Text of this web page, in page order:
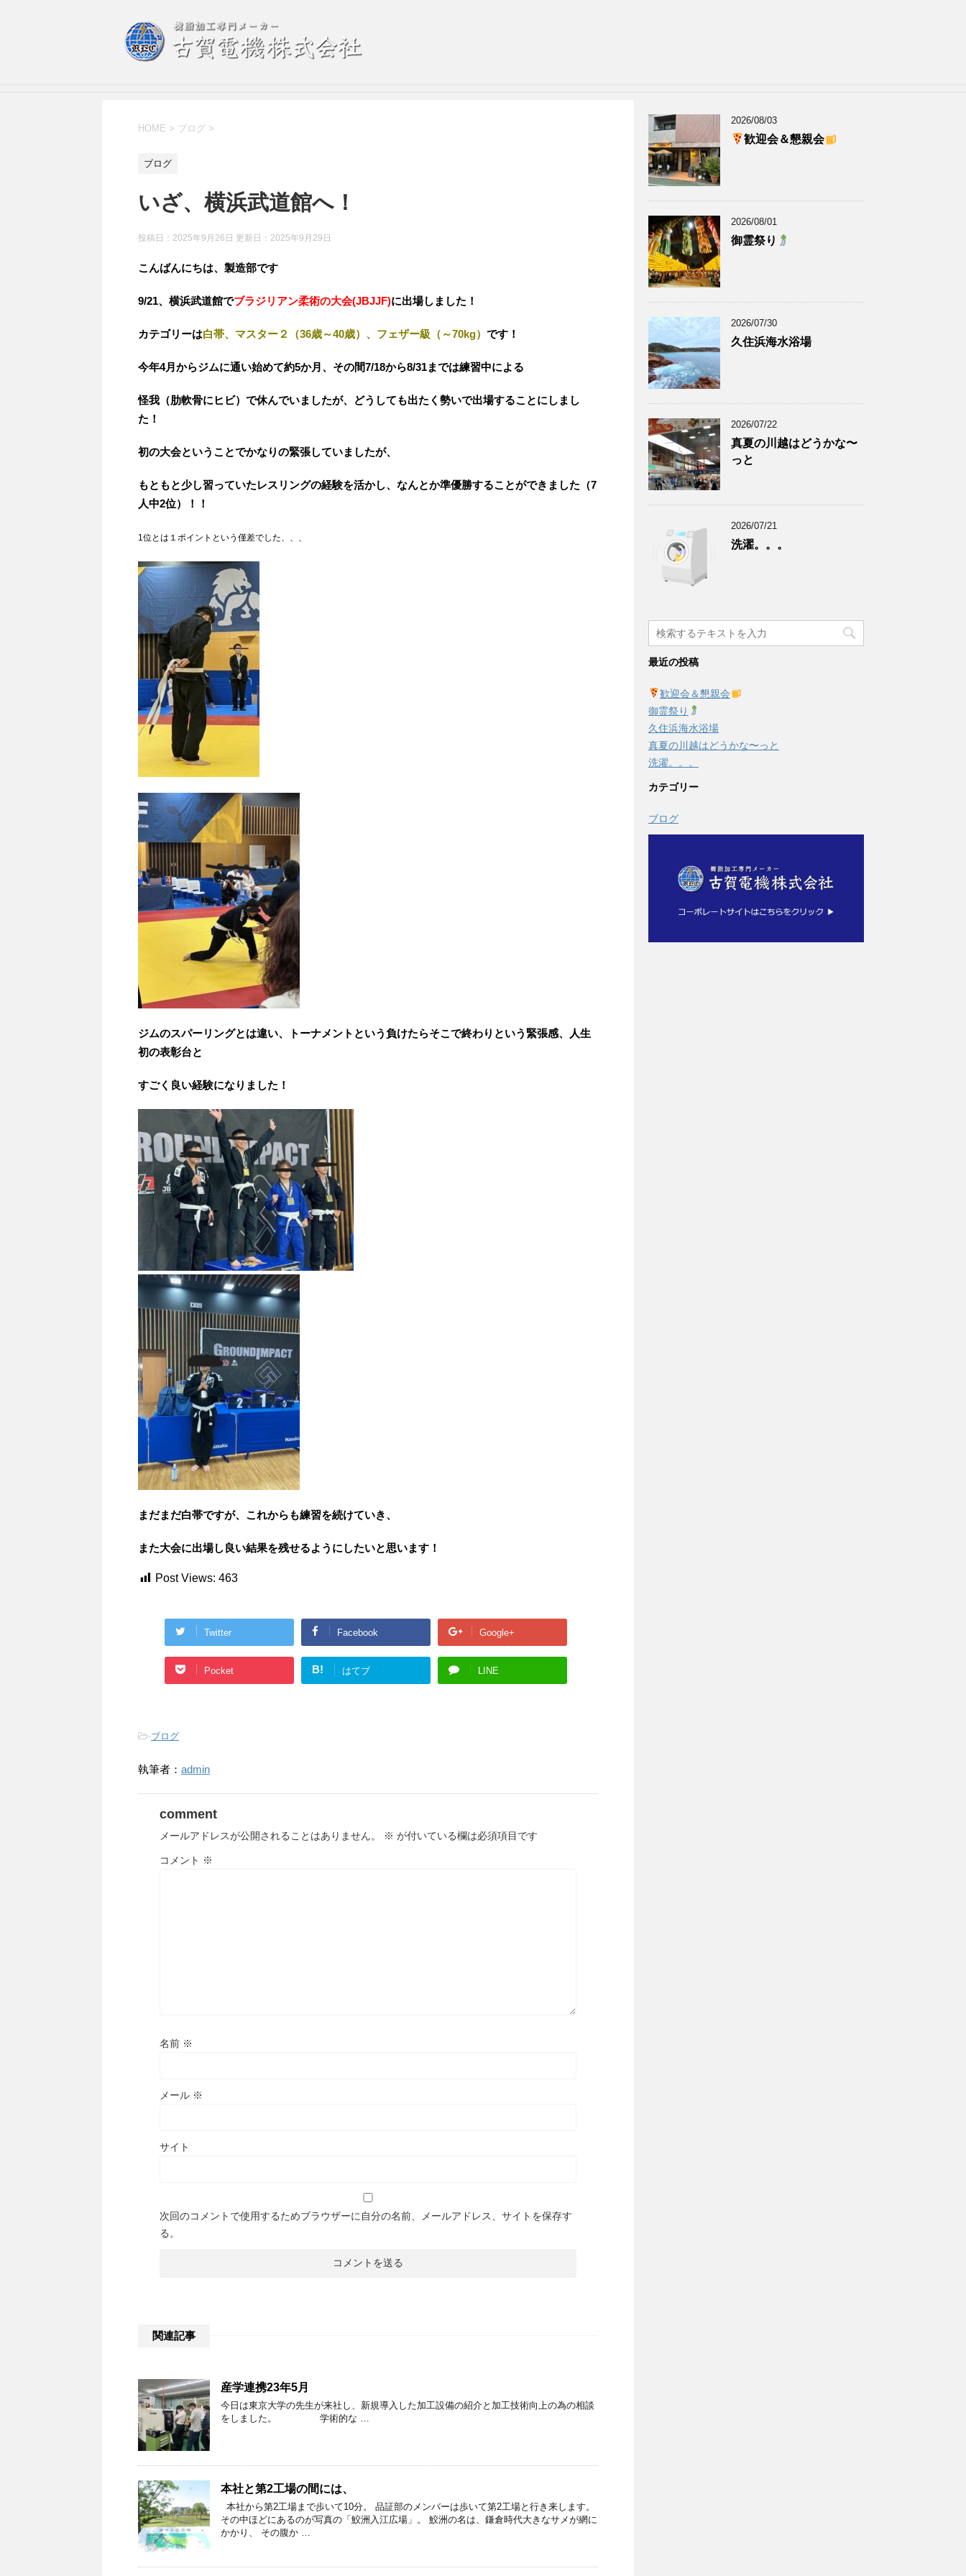
HOME > ブログ >
ブログ
いざ、横浜武道館へ！
投稿日：2025年9月26日 更新日： 2025年9月29日
こんばんにちは、製造部です
9/21、横浜武道館でブラジリアン柔術の大会(JBJJF)に出場しました！
カテゴリーは白帯、マスター２（36歳～40歳）、フェザー級（～70kg） です！
今年4月からジムに通い始めて約5か月、その間7/18から8/31までは練習中による
怪我（肋軟骨にヒビ）で休んでいましたが、どうしても出たく勢いで出場することにしまし
た！
初の大会ということでかなりの緊張していましたが、
もともと少し習っていたレスリングの経験を活かし、なんとか準優勝することができました（7
人中2位）！！
1位とは１ポイントという僅差でした、、、
ジムのスパーリングとは違い、トーナメントという負けたらそこで終わりという緊張感、人生
初の表彰台と
すごく良い経験になりました！
まだまだ白帯ですが、これからも練習を続けていき、
また大会に出場し良い結果を残せるようにしたいと思います！
Post Views: 463
Twitter Facebook Google+
Pocket B! はてブ LINE
-ブログ
執筆者： admin
comment
メールアドレスが公開されることはありません。 ※ が付いている欄は必須項目です
コメント ※
名前 ※
メール ※
サイト
次回のコメントで使用するためブラウザーに自分の名前、メールアドレス、サイトを保存す
る。
関連記事
産学連携23年5月
今日は東京大学の先生が来社し、新規導入した加工設備の紹介と加工技術向上の為の相談
をしました。 学術的な …
本社と第2工場の間には、
本社から第2工場まで歩いて10分。 品証部のメンバーは歩いて第2工場と行き来します。
その中ほどにあるのが写真の「鮫洲入江広場」。 鮫洲の名は、鎌倉時代大きなサメが網に
かかり、 その腹か …
2026/08/03
歓迎会＆懇親会
2026/08/01
御霊祭り
2026/07/30
久住浜海水浴場
2026/07/22
真夏の川越はどうかな〜
っと
2026/07/21
洗濯。。。
最近の投稿
歓迎会＆懇親会
御霊祭り
久住浜海水浴場
真夏の川越はどうかな〜っと
洗濯。。。
カテゴリー
ブログ